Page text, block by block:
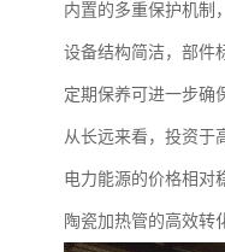
内置的多重保护机制
设备结构简洁，部件
定期保养可进一步确
从长远来看，投资于
电力能源的价格相对
陶瓷加热管的高效转